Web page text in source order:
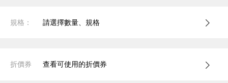
規格： 請選擇數量、規格
折價券 查看可使用的折價券